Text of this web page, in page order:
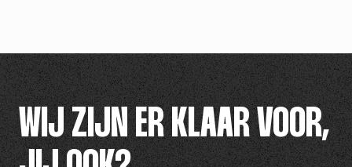
WIJ ZIJN ER KLAAR VOOR,